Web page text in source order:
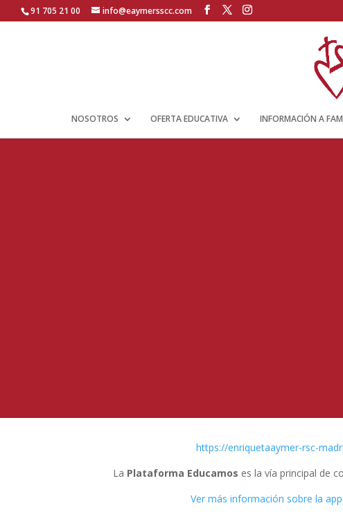
91 705 21 00 info@eaymersscc.com
NOSOTROS OFERTA EDUCATIVA INFORMACIÓN A
https://enriquetaaymer-rsc-
La Plataforma Educamos es la vía principal de
Ver más información sobre la